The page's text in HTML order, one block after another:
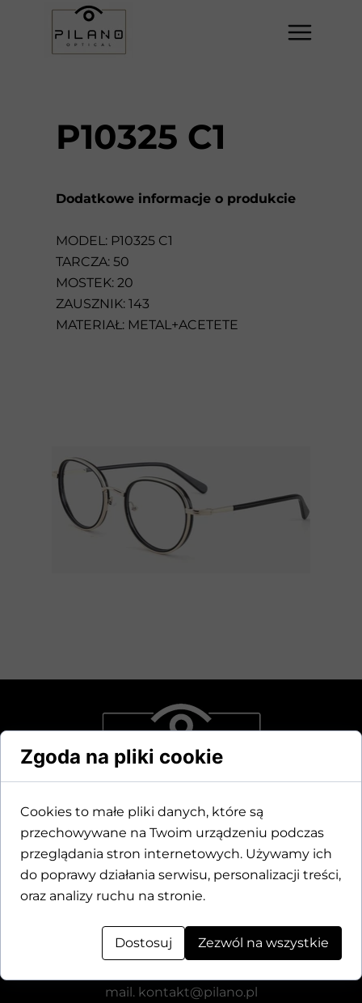
Dodatkowe informacje o produkcie
MODEL: P10325 C1
TARCZA: 50
MOSTEK: 20
ZAUSZNIK: 143
MATERIAŁ: METAL+ACETETE
P10325 C1
Dane kontaktowe
Motylewska 24
tel.+48 571 521 126
mail. kontakt@pilano.pl
Zgoda na pliki cookie
Cookies to małe pliki danych, które są
przechowywane na Twoim urządzeniu podczas
przeglądania stron internetowych. Używamy ich
do poprawy działania serwisu, personalizacji treści,
oraz analizy ruchu na stronie.
Dostosuj Zezwól na wszystkie